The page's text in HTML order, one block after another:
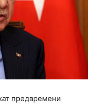
предвремени